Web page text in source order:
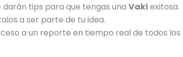
tips para que tengas una Vaki exitosa.
a ser parte de tu idea.
a un reporte en tiempo real de todos los